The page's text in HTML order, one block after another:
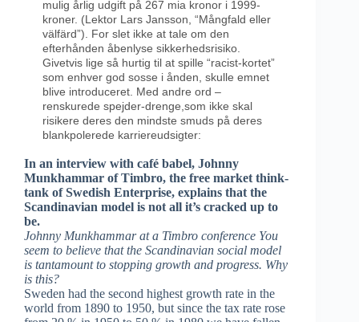
mulig årlig udgift på 267 mia kronor i 1999-
kroner. (Lektor Lars Jansson, “Mångfald eller
välfärd”). For slet ikke at tale om den
efterhånden åbenlyse sikkerhedsrisiko.
Givetvis lige så hurtig til at spille “racist-kortet”
som enhver god sosse i ånden, skulle emnet
blive introduceret. Med andre ord –
renskurede spejder-drenge,som ikke skal
risikere deres den mindste smuds på deres
blankpolerede karriereudsigter:
In an interview with café babel, Johnny
Munkhammar of Timbro, the free market think-
tank of Swedish Enterprise, explains that the
Scandinavian model is not all it’s cracked up to
be.
Johnny Munkhammar at a Timbro conference You
seem to believe that the Scandinavian social model
is tantamount to stopping growth and progress. Why
is this?
Sweden had the second highest growth rate in the
world from 1890 to 1950, but since the tax rate rose